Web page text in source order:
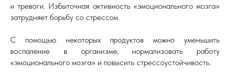
и тревоги. Избыточная активность «эмоционального мозга»
затрудняет борьбу со стрессом.
С помощью некоторых продуктов можно уменьшить
воспаление в организме, нормализовать работу
«эмоционального мозга» и повысить стрессоустойчивость.